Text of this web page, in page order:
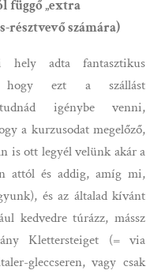
függő „extra
résztvevő számára)
hely adta fantasztikus
hogy ezt a szállást
igénybe venni,
a kurzusodat megelőző,
is ott legyél velünk akár a
attól és addig, amíg mi,
és az általad kívánt
kedvedre túrázz, mássz
Klettersteiget (= via
gleccseren, vagy csak